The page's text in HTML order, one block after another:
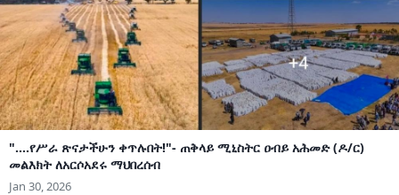
"....የሥራ ጽናታችሁን ቀጥሉበት!"- ጠቅላይ ሚኒስትር ዐብይ አሕመድ (ዶ/ር)
መልእክት ለአርሶአደሩ ማህበረሰብ
Jan 30, 2026